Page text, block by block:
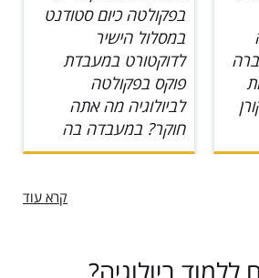
בפקולטה לביולוגיה מה
אתה חוקר? במאקרו
המחקר שלי עוסק
בטכנולוגיית אצות לצרכי
אנרגיה, מזון
קרא עוד